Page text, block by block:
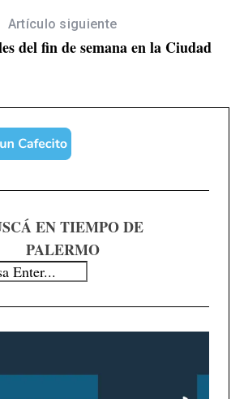
Artículo siguiente
del fin de semana en la Ciudad
EN TIEMPO DE
PALERMO